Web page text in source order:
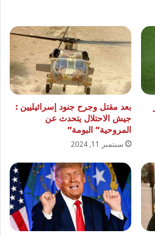
بعد مقتل وجرح جنود إسرائيليين :
جيش الاحتلال يتحدث عن
المروحية” البومة”
سبتمبر 11, 2024